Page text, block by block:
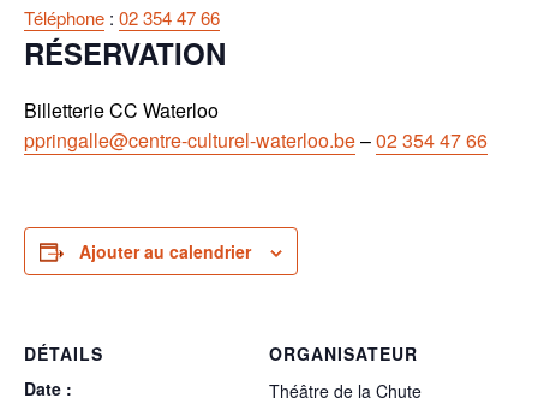
Téléphone : 02 354 47 66
RÉSERVATION
Billetterie CC Waterloo
ppringalle@centre-culturel-waterloo.be–02 354 47 66
Ajouter au calendrier
DÉTAILS
Date :
ORGANISATEUR
Théâtre de la Chute